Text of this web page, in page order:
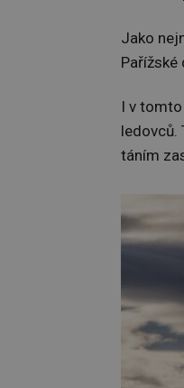
Jako
Pařížské
I v
ledovců.
táním